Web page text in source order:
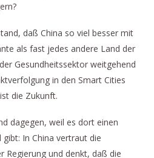
daß China so viel besser mit
als fast jedes andere Land der
Gesundheitssektor weitgehend
in den Smart Cities
die Zukunft.
dagegen, weil es dort einen
In China vertraut die
Regierung und denkt, daß die